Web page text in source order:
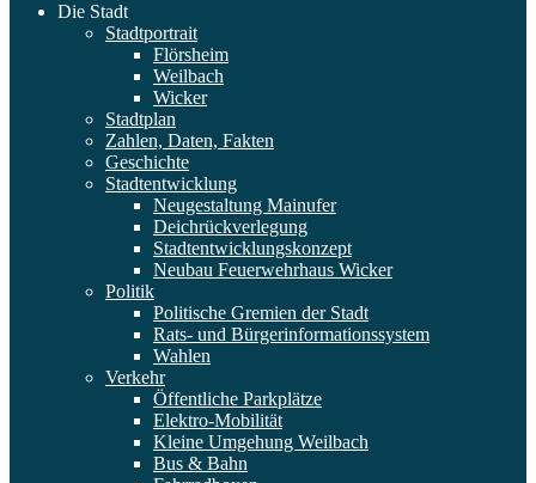
Die Stadt
Stadtportrait
Flörsheim
Weilbach
Wicker
Stadtplan
Zahlen, Daten, Fakten
Geschichte
Stadtentwicklung
Neugestaltung Mainufer
Deichrückverlegung
Stadtentwicklungskonzept
Neubau Feuerwehrhaus Wicker
Politik
Politische Gremien der Stadt
Rats- und Bürgerinformationssystem
Wahlen
Verkehr
Öffentliche Parkplätze
Elektro-Mobilität
Kleine Umgehung Weilbach
Bus & Bahn